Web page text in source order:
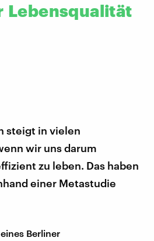
Lebensqualität
steigt in vielen
wir uns darum
zu leben. Das haben
einer Metastudie
eines Berliner